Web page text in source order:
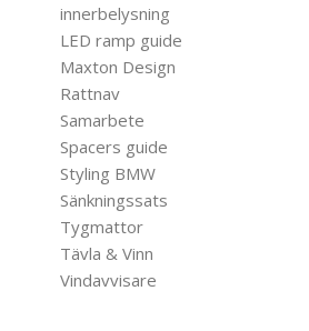
innerbelysning
LED ramp guide
Maxton Design
Rattnav
Samarbete
Spacers guide
Styling BMW
Sänkningssats
Tygmattor
Tävla & Vinn
Vindavvisare